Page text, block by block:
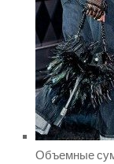
Объемные